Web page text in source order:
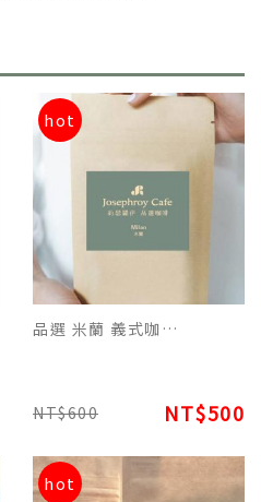
hot
品選 米蘭 義式咖啡阿拉比卡原豆(227g)適合濃縮/拿鐵/卡布奇諾飲用
NT$600 NT$500
hot